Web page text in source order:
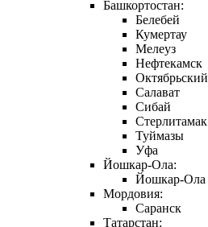
Башкортостан:
Белебей
Кумертау
Мелеуз
Нефтекамск
Октябрьский
Салават
Сибай
Стерлитамак
Туймазы
Уфа
Йошкар-Ола:
Йошкар-Ола
Мордовия:
Саранск
Татарстан: